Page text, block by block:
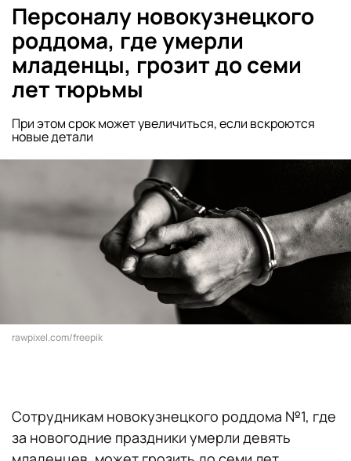
Персоналу новокузнецкого
роддома, где умерли
младенцы, грозит до семи
лет тюрьмы
При этом срок может увеличиться, если вскроются
новые детали
rawpixel.com/freepik
Сотрудникам новокузнецкого роддома №1, где
за новогодние праздники умерли девять